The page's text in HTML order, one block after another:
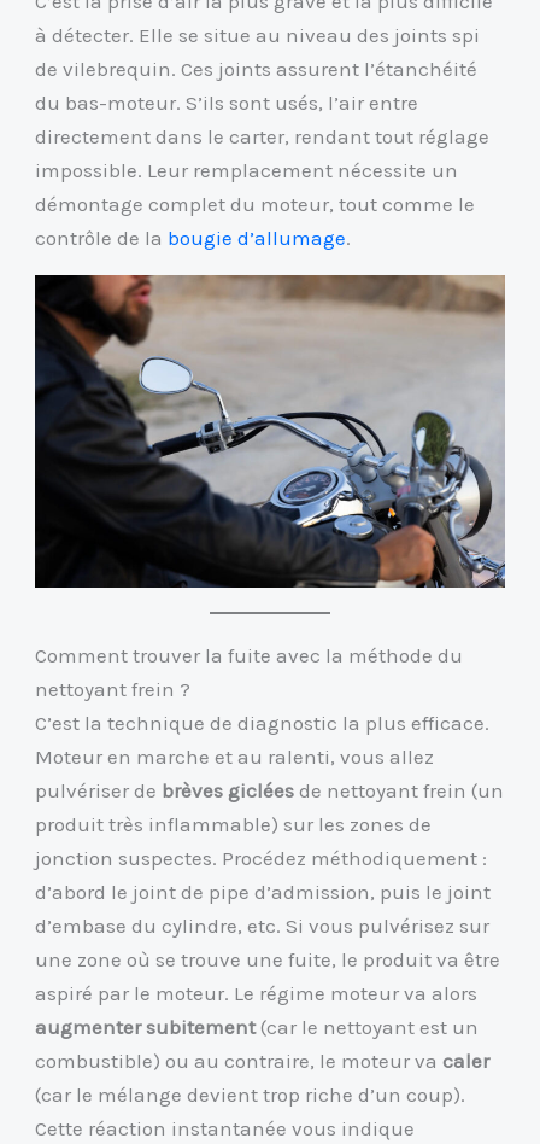
à détecter. Elle se situe au niveau des joints spi
de vilebrequin. Ces joints assurent l’étanchéité
du bas-moteur. S’ils sont usés, l’air entre
directement dans le carter, rendant tout réglage
impossible. Leur remplacement nécessite un
démontage complet du moteur, tout comme le
contrôle de la bougie d’allumage.
Comment trouver la fuite avec la méthode du
nettoyant frein ?
C’est la technique de diagnostic la plus efficace.
Moteur en marche et au ralenti, vous allez
pulvériser de brèves giclées de nettoyant frein (un
produit très inflammable) sur les zones de
jonction suspectes. Procédez méthodiquement :
d’abord le joint de pipe d’admission, puis le joint
d’embase du cylindre, etc. Si vous pulvérisez sur
une zone où se trouve une fuite, le produit va être
aspiré par le moteur. Le régime moteur va alors
augmenter subitement(car le nettoyant est un
combustible) ou au contraire, le moteur vacaler
(car le mélange devient trop riche d’un coup).
Cette réaction instantanée vous indique